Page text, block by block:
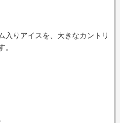
入りアイスを、大きなカントリ
。